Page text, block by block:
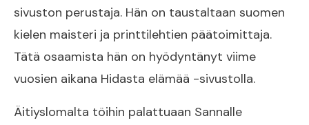
sivuston perustaja. Hän on taustaltaan suomen
kielen maisteri ja printtilehtien päätoimittaja.
Tätä osaamista hän on hyödyntänyt viime
vuosien aikana Hidasta elämää -sivustolla.
Äitiyslomalta töihin palattuaan Sannalle